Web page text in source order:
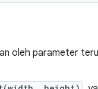
oleh parameter